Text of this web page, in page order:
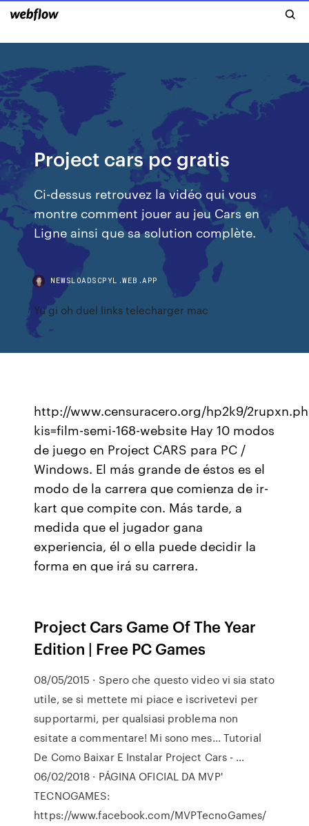
Project cars pc gratis
Ci-dessus retrouvez la vidéo qui vous
montre comment jouer au jeu Cars en
Ligne ainsi que sa solution complète.
NEWSLOADSCPYL.WEB.APP
Yu gi oh duel links telecharger mac
http://www.censuracero.org/hp2k9/
kis=film-semi-168-website Hay 10 modos
de juego en Project CARS para PC /
Windows. El más grande de éstos es el
modo de la carrera que comienza de ir-
kart que compite con. Más tarde, a
medida que el jugador gana
experiencia, él o ella puede decidir la
forma en que irá su carrera.
Project Cars Game Of The Year
Edition | Free PC Games
08/05/2015 · Spero che questo video vi sia stato
utile, se si mettete mi piace e iscrivetevi per
supportarmi, per qualsiasi problema non
esitate a commentare! Mi sono mes... Tutorial
De Como Baixar E Instalar Project Cars - …
06/02/2018 · PÁGINA OFICIAL DA MVP'
TECNOGAMES:
https://www.facebook.com/MVPTecnoGames/